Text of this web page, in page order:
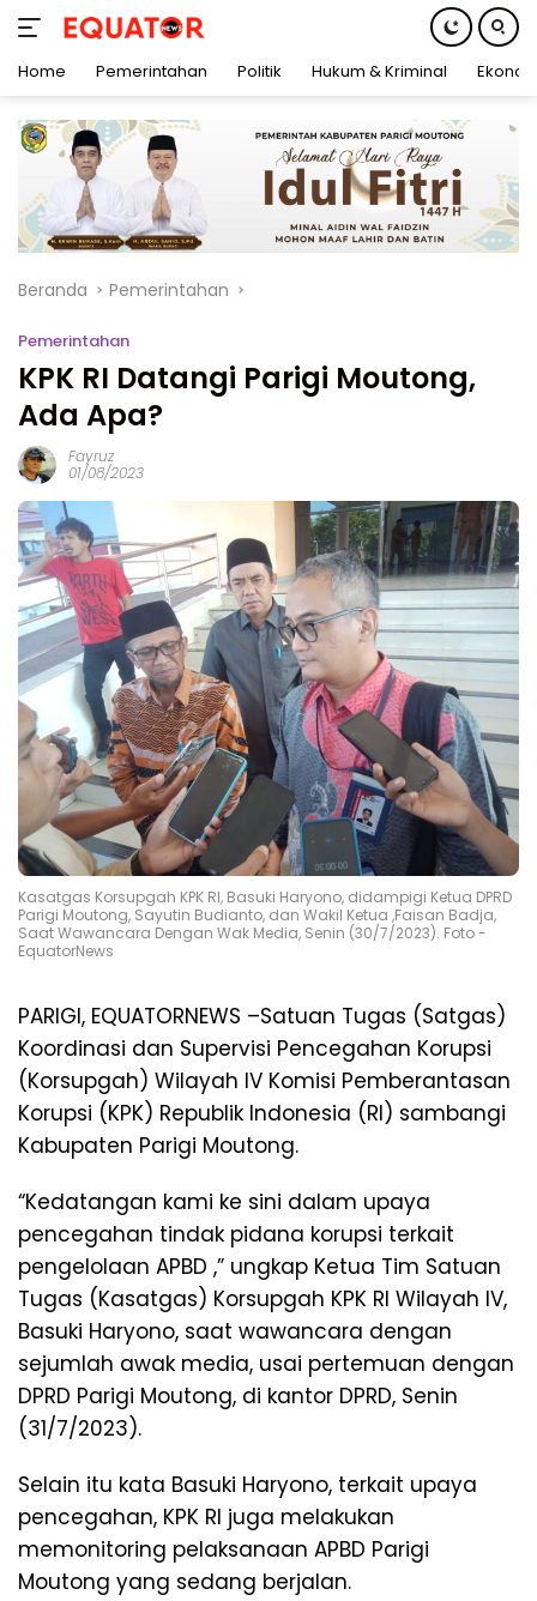
konten
Home Pemerintahan Politik Hukum & Kriminal
Beranda Pemerintahan
Pemerintahan
KPK RI Datangi Parigi Moutong,
Ada Apa?
Fayruz
01/08/2023
Kasatgas Korsupgah KPK RI, Basuki Haryono, didampigi Ketua DPRD
Parigi Moutong, Sayutin Budianto, dan Wakil Ketua ,Faisan Badja,
Saat Wawancara Dengan Wak Media, Senin (30/7/2023). Foto -
EquatorNews
PARIGI, EQUATORNEWS –Satuan Tugas (Satgas)
Koordinasi dan Supervisi Pencegahan Korupsi
(Korsupgah) Wilayah IV Komisi Pemberantasan
Korupsi (KPK) Republik Indonesia (RI) sambangi
Kabupaten Parigi Moutong.
“Kedatangan kami ke sini dalam upaya
pencegahan tindak pidana korupsi terkait
pengelolaan APBD ,” ungkap Ketua Tim Satuan
Tugas (Kasatgas) Korsupgah KPK RI Wilayah IV,
Basuki Haryono, saat wawancara dengan
sejumlah awak media, usai pertemuan dengan
DPRD Parigi Moutong, di kantor DPRD, Senin
(31/7/2023).
Selain itu kata Basuki Haryono, terkait upaya
pencegahan, KPK RI juga melakukan
memonitoring pelaksanaan APBD Parigi
Moutong yang sedang berjalan.